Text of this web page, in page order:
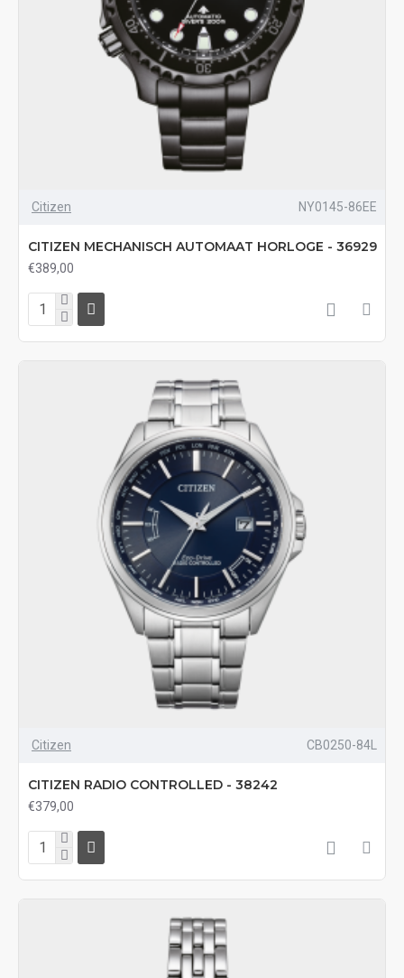
Citizen NY0145-86EE
CITIZEN MECHANISCH AUTOMAAT HORLOGE - 36929
€389,00
Citizen CB0250-84L
CITIZEN RADIO CONTROLLED - 38242
€379,00